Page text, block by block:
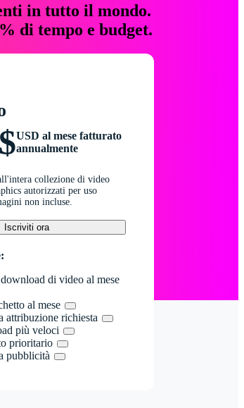
in tutto il mondo.
di tempo e budget.
USD al mese fatturato
annualmente
collezione di video
autorizzati per uso
non incluse.
Iscriviti ora
di video al mese
al mese
attribuzione richiesta
più veloci
prioritario
pubblicità